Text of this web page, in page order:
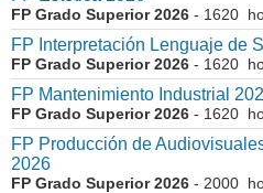
FP Grado Superior 2026 - 1620
FP Interpretación Lenguaje de
FP Grado Superior 2026 - 1620
FP Mantenimiento Industrial
FP Grado Superior 2026 - 1620
FP Producción de
2026
FP Grado Superior 2026 - 2000